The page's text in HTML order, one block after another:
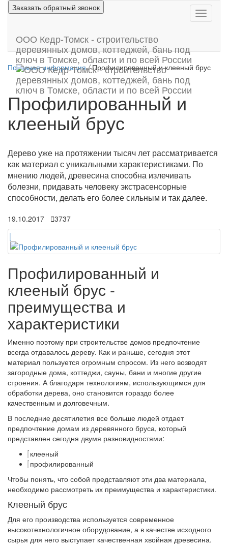
Перейти
к
содержимому
скрыть
ООО Кедр-Томск - строительство
деревянных домов, коттеджей, бань под
ключ в Томске, области и по всей России
Заказать обратный звонок
Полезная информация / Профилированный и клееный брус
Профилированный и
клееный брус
Дерево уже на протяжении тысяч лет рассматривается
как материал с уникальными характеристиками. По
мнению людей, древесина способна излечивать
болезни, придавать человеку экстрасенсорные
способности, делать его более сильным и так далее.
19.10.2017 3737
Профилированный и
клееный брус -
преимущества и
характеристики
Именно поэтому при строительстве домов предпочтение
всегда отдавалось дереву. Как и раньше, сегодня этот
материал пользуется огромным спросом. Из него возводят
загородные дома, коттеджи, сауны, бани и многие другие
строения. А благодаря технологиям, использующимся для
обработки дерева, оно становится гораздо более
качественным и долговечным.
В последние десятилетия все больше людей отдает
предпочтение домам из деревянного бруса, который
представлен сегодня двумя разновидностями:
клееный
профилированный
Чтобы понять, что собой представляют эти два материала,
необходимо рассмотреть их преимущества и характеристики.
Клееный брус
Для его производства используется современное
высокотехнологичное оборудование, а в качестве исходного
сырья для него выступает качественная хвойная древесина.